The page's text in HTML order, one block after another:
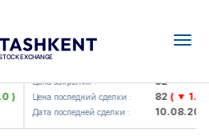
KFSK (<Kafolat sug'urta
Цена закрытия : 82
Цена последний сделки : ( ▼ 1.91 )
Дата последней сделки : 10.08.2026